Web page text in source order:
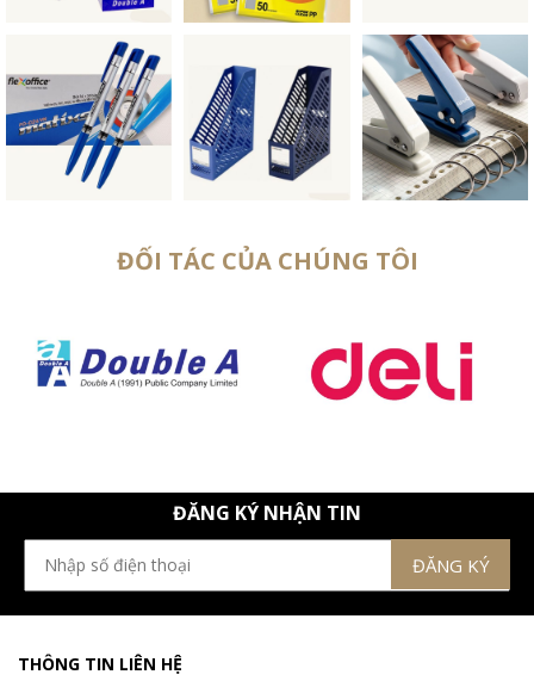
ĐỐI TÁC CỦA CHÚNG TÔI
ĐĂNG KÝ NHẬN TIN
THÔNG TIN LIÊN HỆ